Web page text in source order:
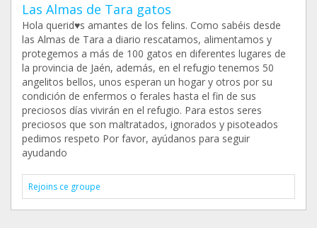
Las Almas de Tara gatos
Hola querid♥️s amantes de los felins. Como sabéis desde
las Almas de Tara a diario rescatamos, alimentamos y
protegemos a más de 100 gatos en diferentes lugares de
la provincia de Jaén, además, en el refugio tenemos 50
angelitos bellos, unos esperan un hogar y otros por su
condición de enfermos o ferales hasta el fin de sus
preciosos días vivirán en el refugio. Para estos seres
preciosos que son maltratados, ignorados y pisoteados
pedimos respeto Por favor, ayúdanos para seguir
ayudando
Rejoins ce groupe